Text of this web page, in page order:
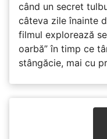
când un secret
câteva zile înainte
filmul explorează
oarbă” în timp ce
stângăcie, mai cu